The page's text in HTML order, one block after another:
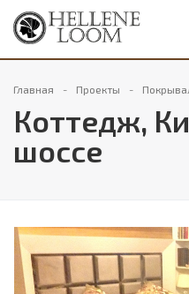
Главная Проекты
Коттедж,
шоссе